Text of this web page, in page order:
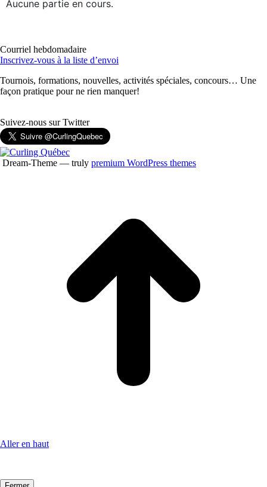
Aucune partie en cours.
Courriel hebdomadaire
Inscrivez-vous à la liste d’envoi
Tournois, formations, nouvelles, activités spéciales, concours… Une
façon pratique pour ne rien manquer!
Suivez-nous sur Twitter
Dream-Theme — truly premium WordPress themes
Aller en haut